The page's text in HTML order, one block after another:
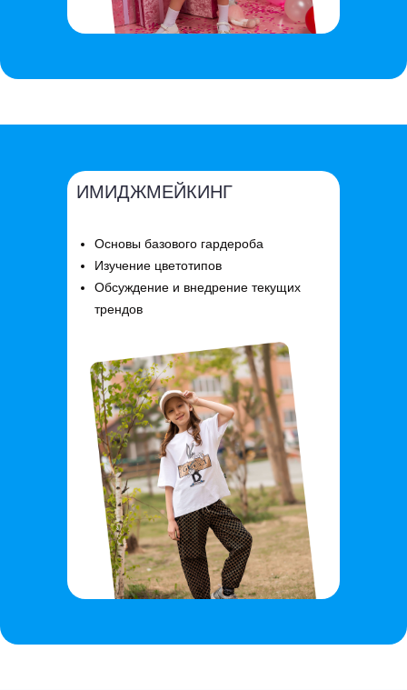
ИМИДЖМЕЙКИНГ
Основы базового гардероба
Изучение цветотипов
Обсуждение и внедрение текущих
трендов